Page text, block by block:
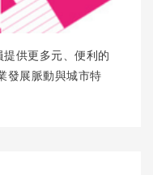
供更多元、便利的
發展脈動與城市特